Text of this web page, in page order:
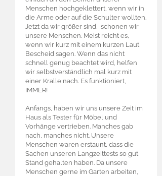
Menschen hochgeklettert, wenn wir in
die Arme oder auf die Schulter wollten.
Jetzt da wir größer sind, schonen wir
unsere Menschen. Meist reicht es,
wenn wir kurz mit einem kurzen Laut
Bescheid sagen. Wenn das nicht
schnell genug beachtet wird, helfen
wir selbstverständlich mal kurz mit
einer Kralle nach. Es funktioniert,
IMMER!
Anfangs, haben wir uns unsere Zeit im
Haus als Tester für Möbel und
Vorhänge vertrieben. Manches gab
nach, manches nicht. Unsere
Menschen waren erstaunt, dass die
Sachen unseren Langzeittests so gut
Stand gehalten haben. Da unsere
Menschen gerne im Garten arbeiten,